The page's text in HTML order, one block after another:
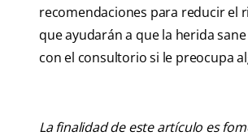
recomendaciones para reducir el
que ayudarán a que la herida
con el consultorio si le preocupa
La finalidad de este artículo es